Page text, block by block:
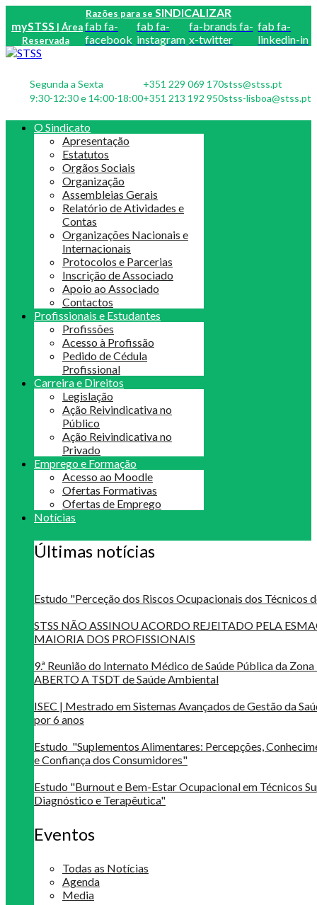
Razões para se SINDICALIZAR
mySTSS | Área
Reservada
fab fa-
facebook
fab fa-
instagram
fa-brands fa-
x-twitter
fab fa-
linkedin-in
Segunda a Sexta
9:30-12:30 e 14:00-18:00
+351 229 069 170
+351 213 192 950
stss@stss.pt
stss-lisboa@stss.pt
O Sindicato
Apresentação
Estatutos
Orgãos Sociais
Organização
Assembleias Gerais
Relatório de Atividades e
Contas
Organizações Nacionais e
Internacionais
Protocolos e Parcerias
Inscrição de Associado
Apoio ao Associado
Contactos
Profissionais e Estudantes
Profissões
Acesso à Profissão
Pedido de Cédula
Profissional
Carreira e Direitos
Legislação
Ação Reivindicativa no
Público
Ação Reivindicativa no
Privado
Emprego e Formação
Acesso ao Moodle
Ofertas Formativas
Ofertas de Emprego
Notícias
Últimas notícias
Estudo "Perceção dos Riscos Ocupacionais dos Técnicos
STSS NÃO ASSINOU ACORDO REJEITADO PELA
MAIORIA DOS PROFISSIONAIS
9.ª Reunião do Internato Médico de Saúde Pública da
ABERTO A TSDT de Saúde Ambiental
ISEC | Mestrado em Sistemas Avançados de Gestão da
por 6 anos
Estudo "Suplementos Alimentares: Percepções,
e Confiança dos Consumidores"
Estudo "Burnout e Bem-Estar Ocupacional em Técnicos
Diagnóstico e Terapêutica"
Eventos
Todas as Notícias
Agenda
Media